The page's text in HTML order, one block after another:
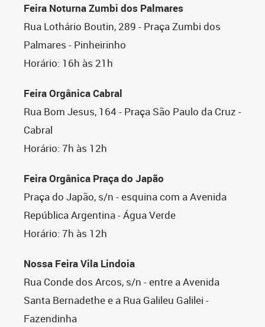
Feira Noturna Zumbi dos Palmares
Rua Lothário Boutin, 289 - Praça Zumbi dos
Palmares - Pinheirinho
Horário: 16h às 21h
Feira Orgânica Cabral
Rua Bom Jesus, 164 - Praça São Paulo da Cruz -
Cabral
Horário: 7h às 12h
Feira Orgânica Praça do Japão
Praça do Japão, s/n - esquina com a Avenida
República Argentina - Água Verde
Horário: 7h às 12h
Nossa Feira Vila Lindoia
Rua Conde dos Arcos, s/n - entre a Avenida
Santa Bernadethe e a Rua Galileu Galilei -
Fazendinha